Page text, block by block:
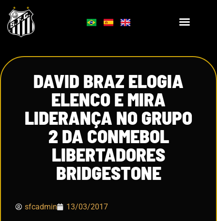
DAVID BRAZ ELOGIA
ELENCO E MIRA
LIDERANÇA NO GRUPO
2 DA CONMEBOL
LIBERTADORES
BRIDGESTONE
sfcadmin 13/03/2017